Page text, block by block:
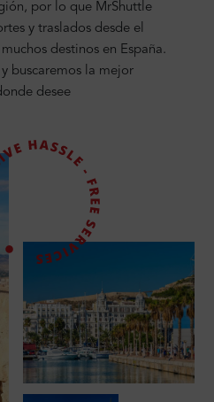
por lo que MrShuttle
y traslados desde el
destinos en España.
buscaremos la mejor
desee